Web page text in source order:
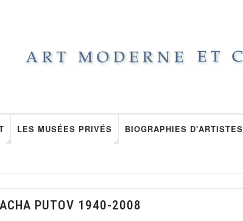
LES MUSÉES PRIVÉS BIOGRAPHIES D'ARTISTES
PUTOV 1940-2008